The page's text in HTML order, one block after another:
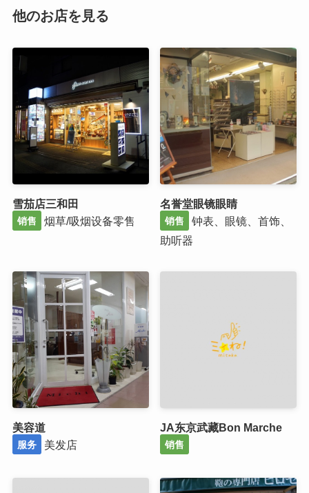
他のお店を見る
雪茄店三和田
销售 烟草/吸烟设备零售
名誉堂眼镜眼睛
销售
钟表、眼镜、首饰、
助听器
美容道
服务 美发店
JA东京武藏Bon Marche
销售